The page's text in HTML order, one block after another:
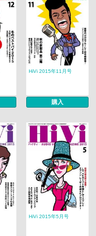
HiVi 2015年11月号
購入
HiVi 2015年5月号